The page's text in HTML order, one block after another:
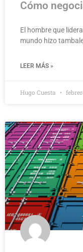
Cómo
El hombre que
mundo hizo
LEER MÁS »
Hugo Cuesta